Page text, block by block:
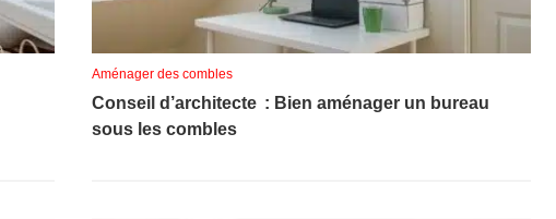
Aménager des combles
Conseil d’architecte : Bien aménager un bureau
sous les combles